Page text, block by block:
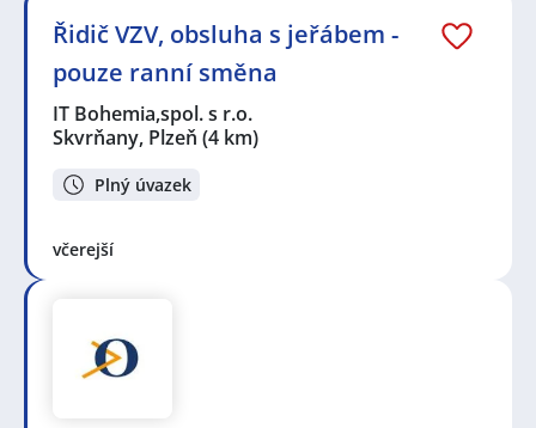
Řidič VZV, obsluha s jeřábem -
pouze ranní směna
IT Bohemia,spol. s r.o.
Skvrňany, Plzeň (4 km)
Plný úvazek
včerejší